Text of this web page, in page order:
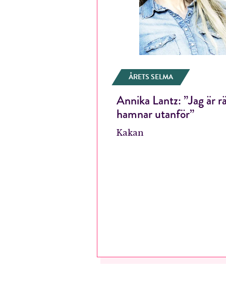
ÅRETS SELMA
Annika Lantz: ”Jag är
hamnar utanför”
Kakan